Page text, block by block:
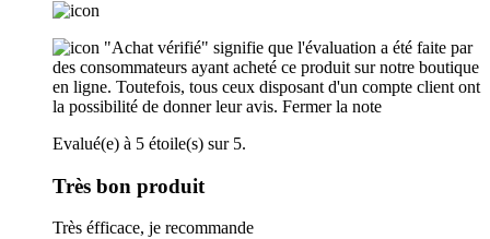
"Achat vérifié" signifie que l'évaluation a été faite par
des consommateurs ayant acheté ce produit sur notre boutique
en ligne. Toutefois, tous ceux disposant d'un compte client ont
la possibilité de donner leur avis. Fermer la note
Evalué(e) à 5 étoile(s) sur 5.
Très bon produit
Très éfficace, je recommande